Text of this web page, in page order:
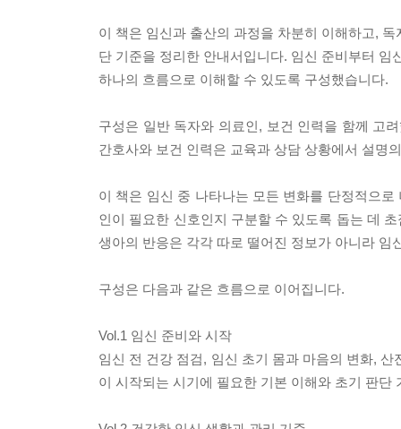
이 책은 임신과 출산의 과정을 차분히 이해하고,
단 기준을 정리한 안내서입니다. 임신 준비부터
하나의 흐름으로 이해할 수 있도록 구성했습니다.
구성은 일반 독자와 의료인, 보건 인력을 함께 고
간호사와 보건 인력은 교육과 상담 상황에서 설명
이 책은 임신 중 나타나는 모든 변화를 단정적으
인이 필요한 신호인지 구분할 수 있도록 돕는 데
생아의 반응은 각각 따로 떨어진 정보가 아니라
구성은 다음과 같은 흐름으로 이어집니다.
Vol.1 임신 준비와 시작
임신 전 건강 점검, 임신 초기 몸과 마음의 변화,
이 시작되는 시기에 필요한 기본 이해와 초기 판단